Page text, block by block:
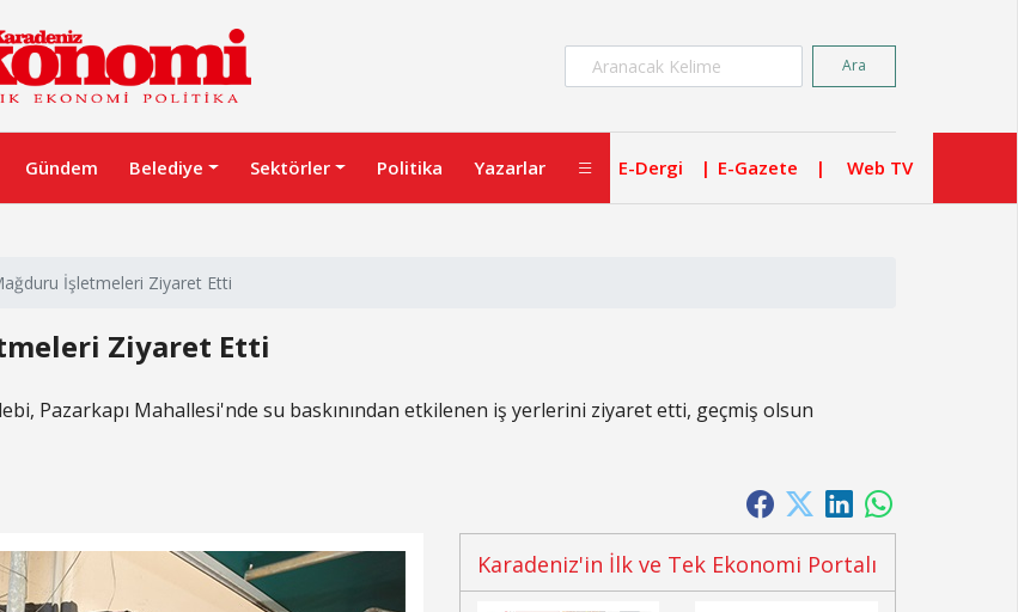
Ara
Gündem Belediye Sektörler Politika Yazarlar E-Dergi E-Gazete Web TV
İşletmeleri Ziyaret Etti
Ziyaret Etti
Pazarkapı Mahallesi'nde su baskınından etkilenen iş yerlerini ziyaret etti, geçmiş olsun
Karadeniz'in İlk ve Tek Ekonomi Portalı